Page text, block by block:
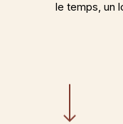
le temps, un